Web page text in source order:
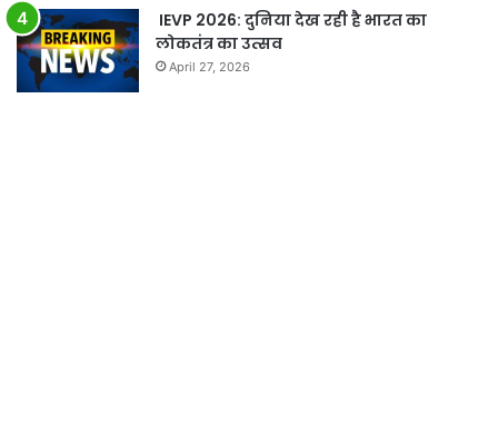
IEVP 2026: दुनिया देख रही है भारत का
लोकतंत्र का उत्सव
April 27, 2026